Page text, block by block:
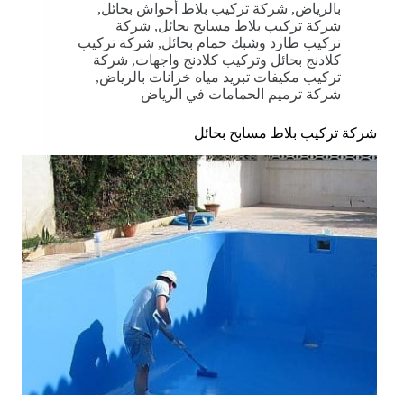
بالرياض, شركة تركيب بلاط أحواش بحائل,
شركة تركيب بلاط مسابح بحائل, شركة
تركيب طارد وشبك حمام بحائل, شركة تركيب
كلادنج بحائل وتركيب كلادنج واجهات, شركة
تركيب مكيفات تبريد مياه خزانات بالرياض,
شركة ترميم الحمامات في الرياض
شركة تركيب بلاط مسابح بحائل